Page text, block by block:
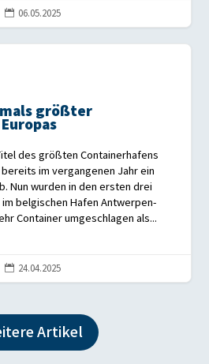
 06.05.2025
größter
des größten Containerhafens
im vergangenen Jahr ein
Nun wurden in den ersten drei
belgischen Hafen Antwerpen-
Container umgeschlagen als...
 24.04.2025
Artikel